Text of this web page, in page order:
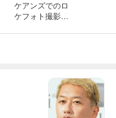
ケアンズでのロ
ケフォト撮影